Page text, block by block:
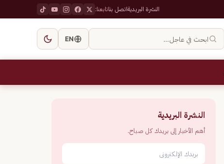
النشرة البريديةاتصل بناتابعنا:
ابحث في عاجل… EN
النشرة البريدية
أهم الأخبار إلى بريدك كل صباح.